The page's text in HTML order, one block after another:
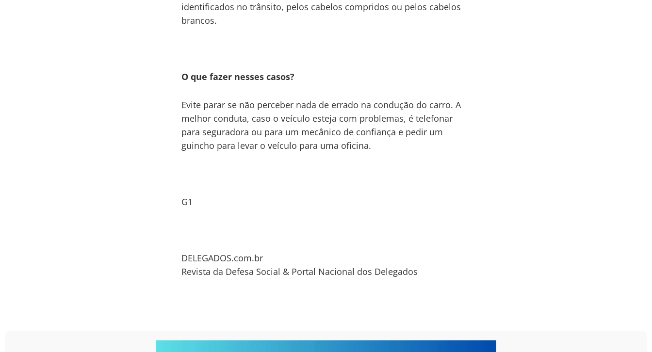
identificados no trânsito, pelos cabelos compridos ou pelos cabelos
brancos.
O que fazer nesses casos?
Evite parar se não perceber nada de errado na condução do carro. A
melhor conduta, caso o veículo esteja com problemas, é telefonar
para seguradora ou para um mecânico de confiança e pedir um
guincho para levar o veículo para uma oficina.
G1
DELEGADOS.com.br
Revista da Defesa Social & Portal Nacional dos Delegados